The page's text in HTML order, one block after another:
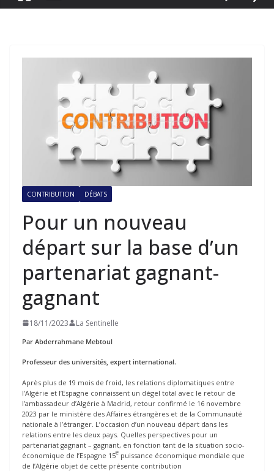
CONTRIBUTION DÉBATS
Pour un nouveau
départ sur la base d’un
partenariat gagnant-
gagnant
18/11/2023 La Sentinelle
Par Abderrahmane Mebtoul
Professeur des universités, expert international.
Après plus de 19 mois de froid, les relations diplomatiques entre
l’Algérie et l’Espagne connaissent un dégel total avec le retour de
l’ambassadeur d’Algérie à Madrid, retour confirmé le 16 novembre
2023 par le ministère des Affaires étrangères et de la Communauté
nationale à l’étranger. L’occasion d’un nouveau départ dans les
relations entre les deux pays. Quelles perspectives pour un
partenariat gagnant – gagnant, en fonction tant de la situation socio-
économique de l’Espagne 15e puissance économique mondiale que
de l’Algérie objet de cette présente contribution